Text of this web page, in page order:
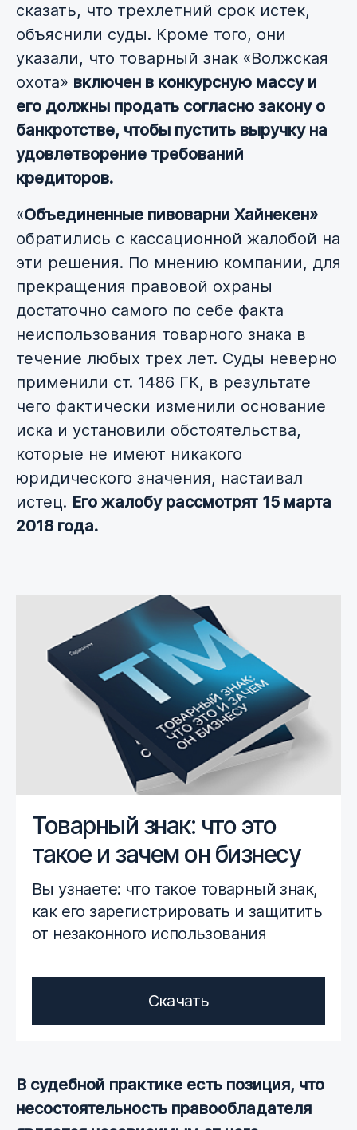
сказать, что трехлетний срок истек,
объяснили суды. Кроме того, они
указали, что товарный знак «Волжская
охота» включен в конкурсную массу и
его должны продать согласно закону о
банкротстве, чтобы пустить выручку на
удовлетворение требований
кредиторов.
«Объединенные пивоварни Хайнекен»
обратились с кассационной жалобой на
эти решения. По мнению компании, для
прекращения правовой охраны
достаточно самого по себе факта
неиспользования товарного знака в
течение любых трех лет. Суды неверно
применили ст. 1486 ГК, в результате
чего фактически изменили основание
иска и установили обстоятельства,
которые не имеют никакого
юридического значения, настаивал
истец. Его жалобу рассмотрят 15 марта
2018 года.
Товарный знак: что это
такое и зачем он бизнесу
Вы узнаете: что такое товарный знак,
как его зарегистрировать и защитить
от незаконного использования
Скачать
В судебной практике есть позиция, что
несостоятельность правообладателя